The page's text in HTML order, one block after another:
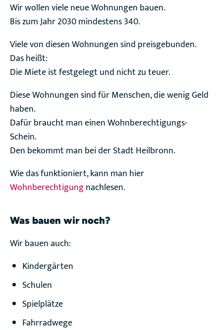
Wir wollen viele neue Wohnungen bauen.
Bis zum Jahr 2030 mindestens 340.
Viele von diesen Wohnungen sind preisgebunden.
Das heißt:
Die Miete ist festgelegt und nicht zu teuer.
Diese Wohnungen sind für Menschen, die wenig Geld
haben.
Dafür braucht man einen Wohnberechtigungs-
Schein.
Den bekommt man bei der Stadt Heilbronn.
Wie das funktioniert, kann man hier
Wohnberechtigungnachlesen.
Was bauen wir noch?
Wir bauen auch:
Kindergärten
Schulen
Spielplätze
Fahrradwege